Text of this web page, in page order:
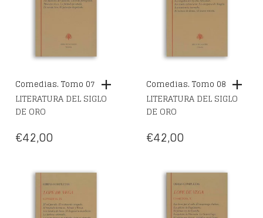
Comedias. Tomo 07
LITERATURA DEL SIGLO
DE ORO
€42,00
Comedias. Tomo 08
LITERATURA DEL SIGLO
DE ORO
€42,00